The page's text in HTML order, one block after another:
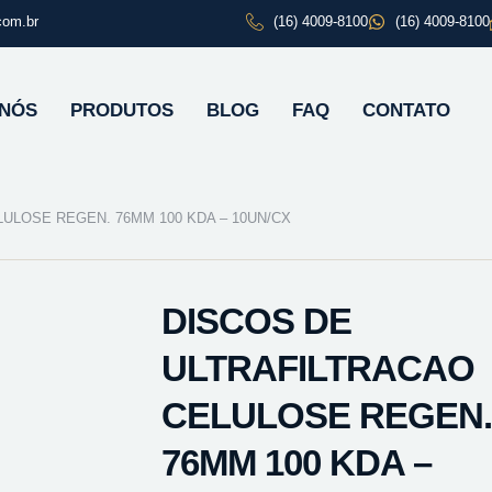
(16) 4009-8100 (16) 4009-8100
PRODUTOS BLOG FAQ CONTATO
REGEN. 76MM 100 KDA – 10UN/CX
DISCOS DE
ULTRAFILTRACAO
CELULOSE REGEN.
76MM 100 KDA –